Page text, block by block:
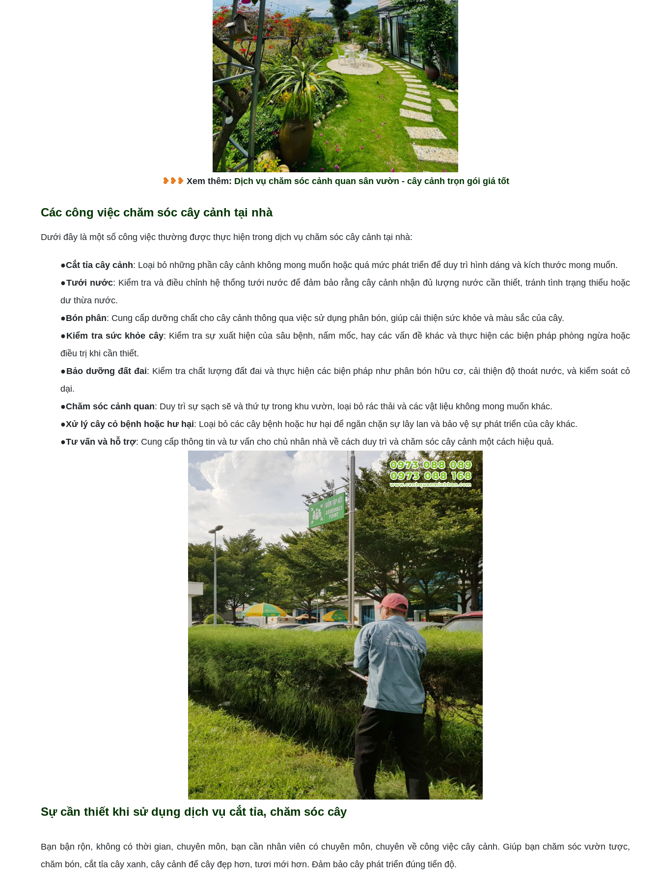
❥❥❥ Xem thêm: Dịch vụ chăm sóc cảnh quan sân vườn - cây cảnh trọn gói giá tốt
Các công việc chăm sóc cây cảnh tại nhà
Dưới đây là một số công việc thường được thực hiện trong dịch vụ chăm sóc cây cảnh tại nhà:
●Cắt tỉa cây cảnh: Loại bỏ những phần cây cảnh không mong muốn hoặc quá mức phát triển để duy trì hình dáng và kích thước mong muốn.
●Tưới nước: Kiểm tra và điều chỉnh hệ thống tưới nước để đảm bảo rằng cây cảnh nhận đủ lượng nước cần thiết, tránh tình trạng thiếu hoặc
dư thừa nước.
●Bón phân: Cung cấp dưỡng chất cho cây cảnh thông qua việc sử dụng phân bón, giúp cải thiện sức khỏe và màu sắc của cây.
●Kiểm tra sức khỏe cây: Kiểm tra sự xuất hiện của sâu bệnh, nấm mốc, hay các vấn đề khác và thực hiện các biện pháp phòng ngừa hoặc
điều trị khi cần thiết.
●Bảo dưỡng đất đai: Kiểm tra chất lượng đất đai và thực hiện các biện pháp như phân bón hữu cơ, cải thiện độ thoát nước, và kiểm soát cỏ
dại.
●Chăm sóc cảnh quan: Duy trì sự sạch sẽ và thứ tự trong khu vườn, loại bỏ rác thải và các vật liệu không mong muốn khác.
●Xử lý cây cỏ bệnh hoặc hư hại: Loại bỏ các cây bệnh hoặc hư hại để ngăn chặn sự lây lan và bảo vệ sự phát triển của cây khác.
●Tư vấn và hỗ trợ: Cung cấp thông tin và tư vấn cho chủ nhân nhà về cách duy trì và chăm sóc cây cảnh một cách hiệu quả.
Sự cần thiết khi sử dụng dịch vụ cắt tỉa, chăm sóc cây
Bạn bận rộn, không có thời gian, chuyên môn, bạn cần nhân viên có chuyên môn, chuyên về công việc cây cảnh. Giúp bạn chăm sóc vườn tược,
chăm bón, cắt tỉa cây xanh, cây cảnh để cây đẹp hơn, tươi mới hơn. Đảm bảo cây phát triển đúng tiến độ.